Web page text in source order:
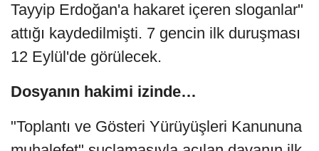
Tayyip Erdoğan'a hakaret içeren sloganlar"
attığı kaydedilmişti. 7 gencin ilk duruşması
12 Eylül'de görülecek.
Dosyanın hakimi izinde…
"Toplantı ve Gösteri Yürüyüşleri Kanununa